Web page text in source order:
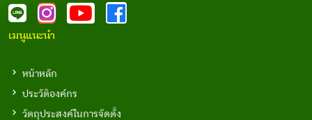
เมนูแนะนำ
หน้าหลัก
ประวัติองค์กร
วัตถุประสงค์ในการจัดตั้ง